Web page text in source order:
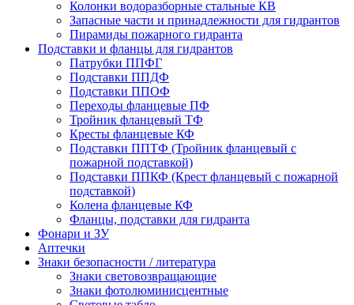
Колонки водоразборные стальные КВ
Запасные части и принадлежности для гидрантов
Пирамиды пожарного гидранта
Подставки и фланцы для гидрантов
Патрубки ППФГ
Подставки ППДФ
Подставки ППОФ
Переходы фланцевые ПФ
Тройник фланцевый ТФ
Кресты фланцевые КФ
Подставки ППТФ (Тройник фланцевый с
пожарной подставкой)
Подставки ППКФ (Крест фланцевый с пожарной
подставкой)
Колена фланцевые КФ
Фланцы, подставки для гидранта
Фонари и ЗУ
Аптечки
Знаки безопасности / литература
Знаки световозвращающие
Знаки фотолюминисцентные